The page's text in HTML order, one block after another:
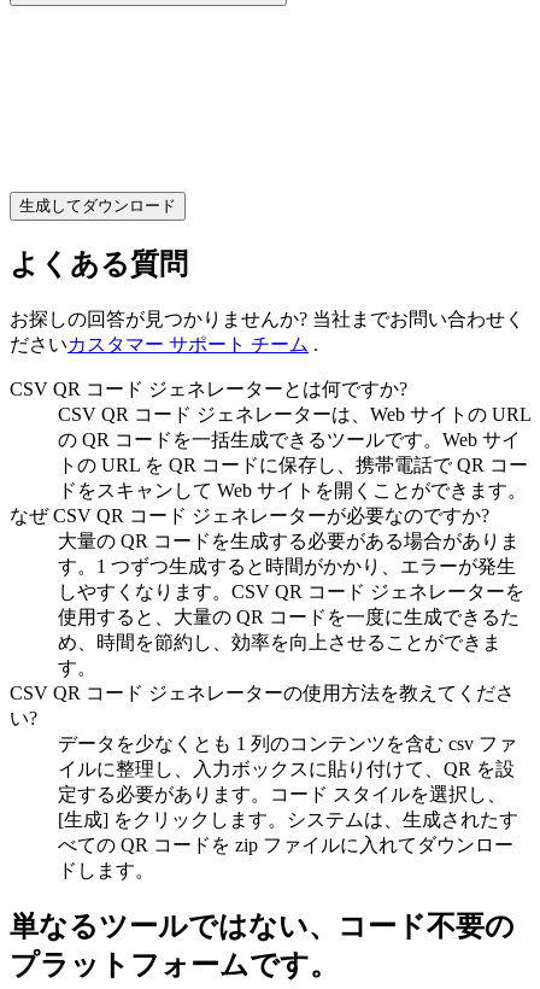
生成してダウンロード
よくある質問
お探しの回答が見つかりませんか? 当社までお問い合わせく
ださいカスタマー サポート チーム .
CSV QR コード ジェネレーターとは何ですか?
CSV QR コード ジェネレーターは、Web サイトの URL
の QR コードを一括生成できるツールです。Web サイ
トの URL を QR コードに保存し、携帯電話で QR コー
ドをスキャンして Web サイトを開くことができます。
なぜ CSV QR コード ジェネレーターが必要なのですか?
大量の QR コードを生成する必要がある場合がありま
す。1 つずつ生成すると時間がかかり、エラーが発生
しやすくなります。CSV QR コード ジェネレーターを
使用すると、大量の QR コードを一度に生成できるた
め、時間を節約し、効率を向上させることができま
す。
CSV QR コード ジェネレーターの使用方法を教えてくださ
い?
データを少なくとも 1 列のコンテンツを含む csv ファ
イルに整理し、入力ボックスに貼り付けて、QR を設
定する必要があります。コード スタイルを選択し、
[生成] をクリックします。システムは、生成されたす
べての QR コードを zip ファイルに入れてダウンロー
ドします。
単なるツールではない、コード不要の
プラットフォームです。